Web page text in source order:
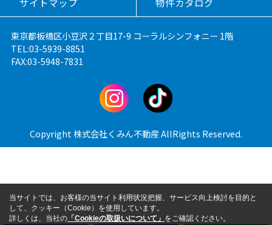
東京都板橋区小豆沢２丁目17-9 コーラルシンフォニー 1階
TEL:03-5939-8851
FAX:03-5948-7831
Copyright 株式会社くみん不動産 AllRights Reserved.
当サイトでは、お客様の当サイト利用状況把握、サービス向上検討を目的と
して、クッキー（Cookie）を使用しています。
詳しくは、当社の 「Cookieの取扱いについて」 をご確認ください。